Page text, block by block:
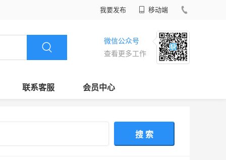
我要发布 移动端
微信公众号
查看更多工作
联系客服 会员中心
搜 索